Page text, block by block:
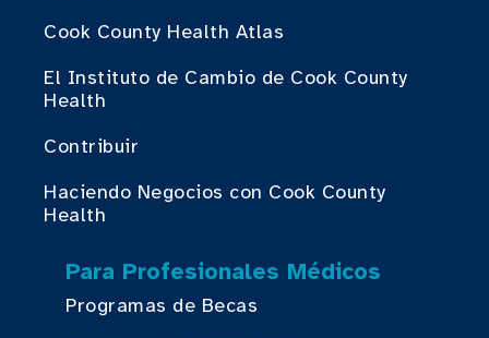
Cook County Health Atlas
El Instituto de Cambio de Cook County
Health
Contribuir
Haciendo Negocios con Cook County
Health
Para Profesionales Médicos
Programas de Becas